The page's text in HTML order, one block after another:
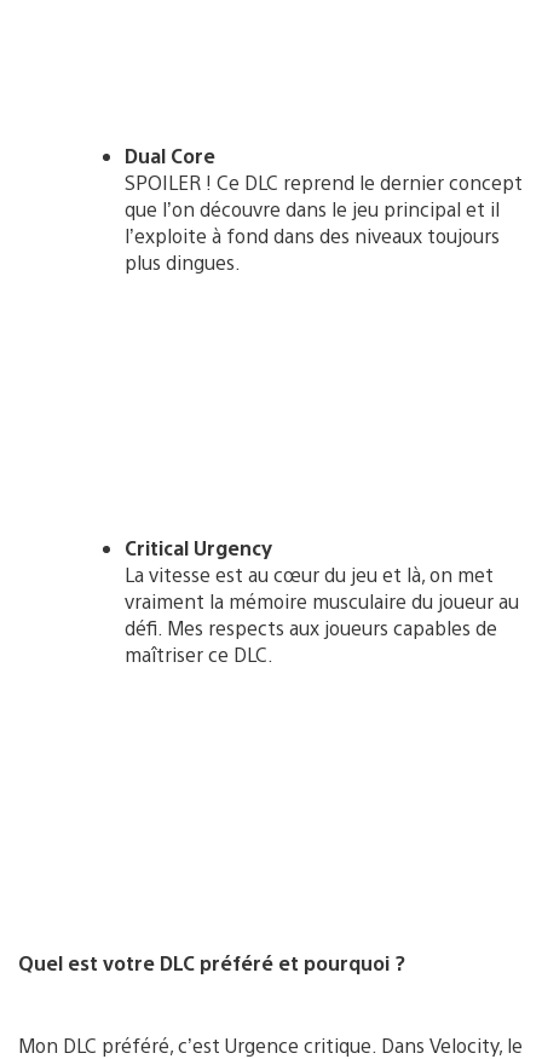
Dual Core
SPOILER ! Ce DLC reprend le dernier concept
que l’on découvre dans le jeu principal et il
l’exploite à fond dans des niveaux toujours
plus dingues.
Critical Urgency
La vitesse est au cœur du jeu et là, on met
vraiment la mémoire musculaire du joueur au
défi. Mes respects aux joueurs capables de
maîtriser ce DLC.
Quel est votre DLC préféré et pourquoi ?
Mon DLC préféré, c’est Urgence critique. Dans Velocity, le